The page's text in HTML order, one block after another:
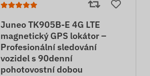
Juneo TK905B-E 4G LTE
magnetický GPS lokátor –
Profesionální sledování
vozidel s 90denní
pohotovostní dobou